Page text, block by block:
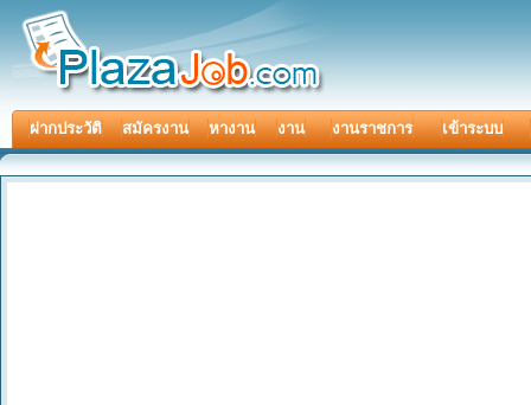
ฝากประวัติ สมัครงาน หางาน งาน งานราชการ เข้าระบบ